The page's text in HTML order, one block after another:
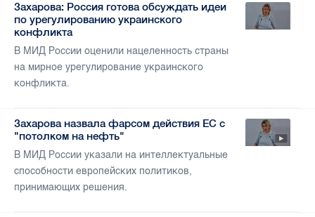
Захарова: Россия готова обсуждать идеи
по урегулированию украинского
конфликта
В МИД России оценили нацеленность страны
на мирное урегулирование украинского
конфликта.
Захарова назвала фарсом действия ЕС с
"потолком на нефть"
В МИД России указали на интеллектуальные
способности европейских политиков,
принимающих решения.